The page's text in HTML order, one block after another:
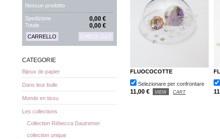
FLUOCOCOTTE
Selezionare per confrontare
11,00 € VIEW CART
Nessun prodotto
Spedizione 0,00 €
Totale 0,00 €
CARRELLO CHECK OUT
CATEGORIE
Bijoux de papier
Dans leur bulle
Monde en tissu
Les collections
Collection Rébecca Dautremer
collection unique